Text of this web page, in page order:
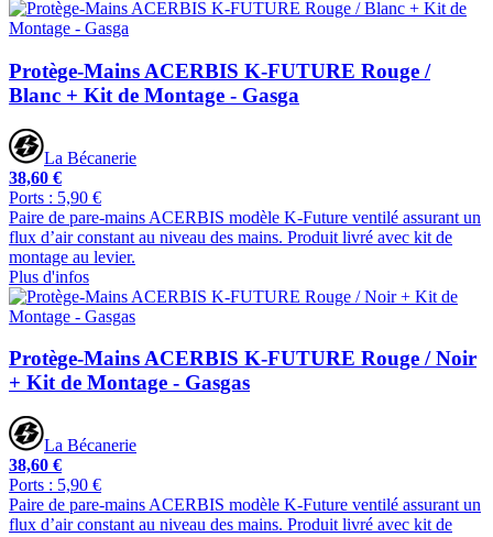
Protège-Mains ACERBIS K-FUTURE Rouge /
Blanc + Kit de Montage - Gasga
La Bécanerie
38,60 €
Ports : 5,90 €
Paire de pare-mains ACERBIS modèle K-Future ventilé assurant un
flux d’air constant au niveau des mains. Produit livré avec kit de
montage au levier.
Plus d'infos
Protège-Mains ACERBIS K-FUTURE Rouge / Noir
+ Kit de Montage - Gasgas
La Bécanerie
38,60 €
Ports : 5,90 €
Paire de pare-mains ACERBIS modèle K-Future ventilé assurant un
flux d’air constant au niveau des mains. Produit livré avec kit de